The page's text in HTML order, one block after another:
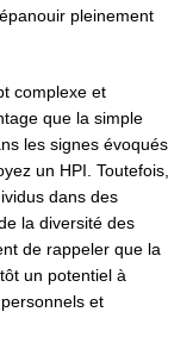
pleinement
complexe et
que la simple
les signes évoqués
un HPI. Toutefois,
dans des
la diversité des
de rappeler que la
un potentiel à
et